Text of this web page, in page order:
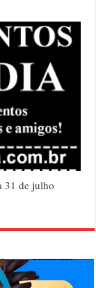
31 de julho